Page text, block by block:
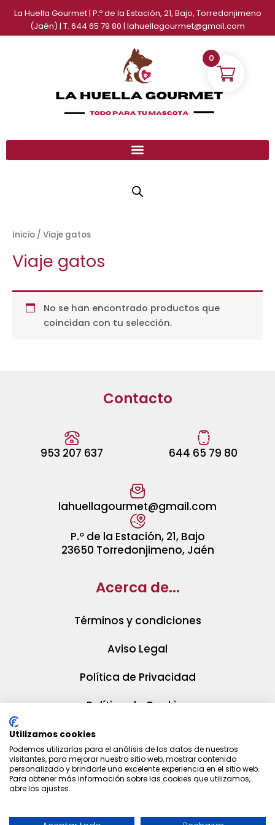
contenido
La Huella Gourmet | P.º de la Estación, 21, Bajo, Torredonjimeno
(Jaén) | T. 644 65 79 80 | lahuellagourmet@gmail.com
Inicio / Viaje gatos
Viaje gatos
No se han encontrado productos que
coincidan con tu selección.
Contacto
953 207 637 644 65 79 80
lahuellagourmet@gmail.com
P.º de la Estación, 21, Bajo
23650 Torredonjimeno, Jaén
Acerca de...
Términos y condiciones
Aviso Legal
Política de Privacidad
Política de Cookies
0
Utilizamos cookies
Podemos utilizarlas para el análisis de los datos de nuestros
visitantes, para mejorar nuestro sitio web, mostrar contenido
personalizado y brindarle una excelente experiencia en el sitio web.
Para obtener más información sobre las cookies que utilizamos,
abre los ajustes.